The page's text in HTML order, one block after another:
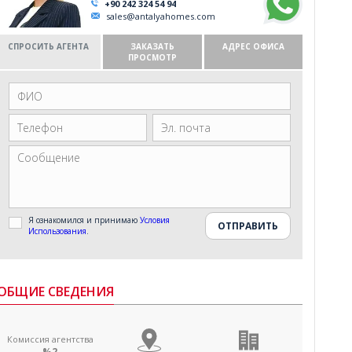
+90 242 324 54 94
sales@antalyahomes.com
СПРОСИТЬ АГЕНТА
ЗАКАЗАТЬ
ПРОСМОТР
АДРЕС ОФИСА
Я ознакомился и принимаю Условия
Использования.
СВЕДЕНИЯ
Комиссия агентства